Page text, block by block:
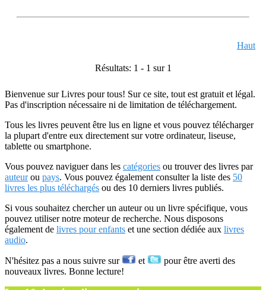
Haut
Résultats: 1 - 1 sur 1
Bienvenue sur Livres pour tous! Sur ce site, tout est gratuit et légal.
Pas d'inscription nécessaire ni de limitation de téléchargement.
Tous les livres peuvent être lus en ligne et vous pouvez télécharger
la plupart d'entre eux directement sur votre ordinateur, liseuse,
tablette ou smartphone.
Vous pouvez naviguer dans les catégories ou trouver des livres par
auteurou pays. Vous pouvez également consulter la liste des 50
livres les plus téléchargés ou des 10 derniers livres publiés.
Si vous souhaitez chercher un auteur ou un livre spécifique, vous
pouvez utiliser notre moteur de recherche. Nous disposons
également de livres pour enfants et une section dédiée aux livres
audio.
N'hésitez pas a nous suivre sur et
pour être averti des
nouveaux livres. Bonne lecture!